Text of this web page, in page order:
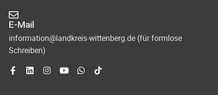
E-Mail
information@landkreis-wittenberg.de (für formlose
Schreiben)